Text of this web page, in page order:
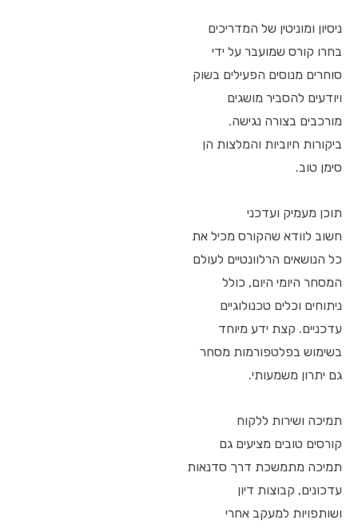
ניסיון ומוניטין של המדריכים
בחרו קורס שמועבר על ידי
סוחרים מנוסים הפעילים בשוק
ויודעים להסביר מושגים
מורכבים בצורה נגישה.
ביקורות חיוביות והמלצות הן
סימן טוב.
תוכן מעמיק ועדכני
חשוב לוודא שהקורס מכיל את
כל הנושאים הרלוונטיים לעולם
המסחר היומי היום, כולל
ניתוחים וכלים טכנולוגיים
עדכניים. קצת ידע מיוחד
בשימוש בפלטפורמות מסחר
גם יתרון משמעותי.
תמיכה ושירות ללקוח
קורסים טובים מציעים גם
תמיכה מתמשכת דרך סדנאות
עדכונים, קבוצות דיון
ושותפויות למעקב אחרי